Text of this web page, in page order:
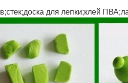
для лепки;клей